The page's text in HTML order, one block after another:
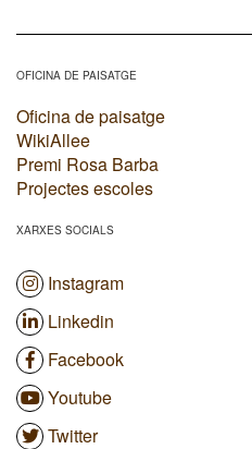
OFICINA DE PAISATGE
Oficina de paisatge
WikiAllee
Premi Rosa Barba
Projectes escoles
XARXES SOCIALS
Instagram
Linkedin
Facebook
Youtube
Twitter